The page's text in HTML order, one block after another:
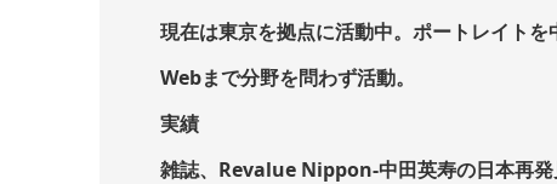
現在は東京を拠点に活動中。ポートレイトを
Webまで分野を問わず活動。
実績
雑誌、Revalue Nippon-中田英寿の日本再